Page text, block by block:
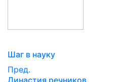
Шаг в науку
Пред.